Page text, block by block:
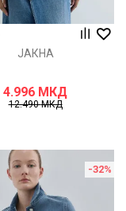
ЈАКНА
4.996 МКД
12.490МКД
-32%